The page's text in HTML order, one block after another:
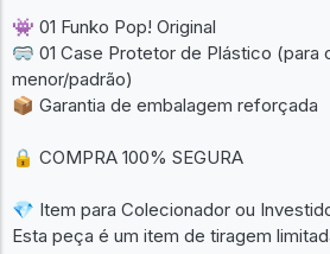
👾 01 Funko Pop! Original
🥽 01 Case Protetor de Plástico (para
menor/padrão)
📦 Garantia de embalagem reforçada
🔒 COMPRA 100% SEGURA
💎 Item para Colecionador ou
Esta peça é um item de tiragem